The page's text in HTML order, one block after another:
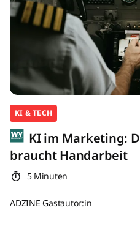
KI & TECH
KI im Marketing:
braucht Handarbeit
5 Minuten
ADZINE Gastautor:in